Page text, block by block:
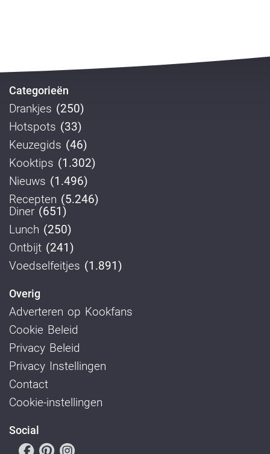
Categorieën
Drankjes (250)
Hotspots (33)
Keuzegids (46)
Kooktips (1.302)
Nieuws (1.496)
Recepten (5.246)
Diner (651)
Lunch (250)
Ontbijt (241)
Voedselfeitjes (1.891)
Overig
Adverteren op Kookfans
Cookie Beleid
Privacy Beleid
Privacy Instellingen
Contact
Cookie-instellingen
Social